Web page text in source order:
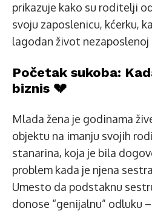
prikazuje kako su roditelji
svoju zaposlenicu, kćerku,
lagodan život nezaposlenoj
Početak sukoba:
biznis 💔
Mlada žena je godinama
objektu na imanju svojih
stanarina, koja je bila
problem kada je njena
Umesto da podstaknu
donose “genijalnu” odluku